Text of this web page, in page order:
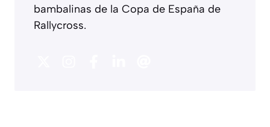
bambalinas de la Copa de España de
Rallycross.